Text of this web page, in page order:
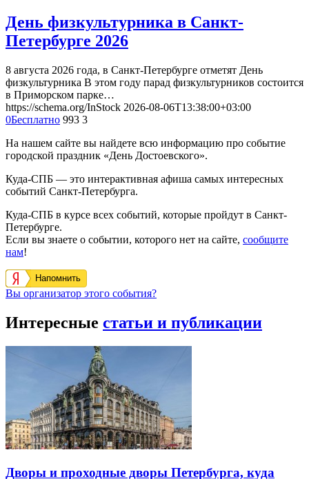
День физкультурника в Санкт-
Петербурге 2026
8 августа 2026 года, в Санкт-Петербурге отметят День
физкультурника В этом году парад физкультурников состоится
в Приморском парке…
https://schema.org/InStock 2026-08-06T13:38:00+03:00
0Бесплатно 993 3
На нашем сайте вы найдете всю информацию про событие
городской праздник «День Достоевского».
Куда-СПБ — это интерактивная афиша самых интересных
событий Санкт-Петербурга.
Куда-СПБ в курсе всех событий, которые пройдут в Санкт-
Петербурге.
Если вы знаете о событии, которого нет на сайте, сообщите
нам!
Напомнить
Вы организатор этого события?
Интересные статьи и публикации
Дворы и проходные дворы Петербурга, куда